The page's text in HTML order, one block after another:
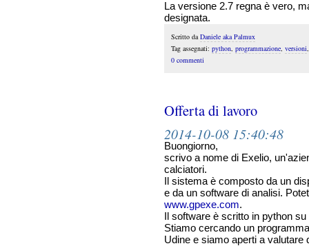
La versione 2.7 regna è vero,
designata.
Scritto daDaniele aka Palmux
Tag assegnati: python, programmazione, versioni
0 commenti
Offerta di lavoro
2014-10-08 15:40:48
Buongiorno,
scrivo a nome di Exelio,
calciatori.
Il sistema è composto da un
e da un software di analisi.
www.gpexe.com.
Il software è scritto in python
Stiamo cercando un
Udine e siamo aperti a valutare